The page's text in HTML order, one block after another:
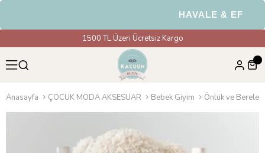
HAVALE & EFT
1500 TL Üzeri Ücretsiz Kargo
Anasayfa ÇOCUK MODA AKSESUAR Bebek Giyim Önlük ve Bereler